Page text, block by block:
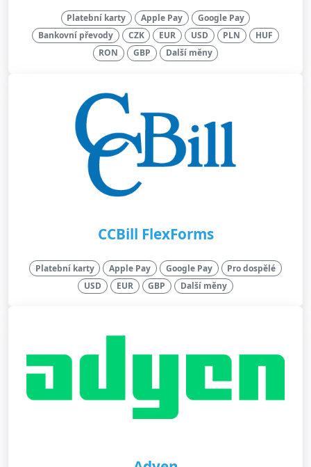
Platební karty Apple Pay
Google Pay
Bankovní převody
CZK EUR USD PLN
HUF
RON
GBP Další měny
CCBill FlexForms
Platební karty Apple Pay Google Pay
Pro dospělé
USD
EUR GBP Další měny